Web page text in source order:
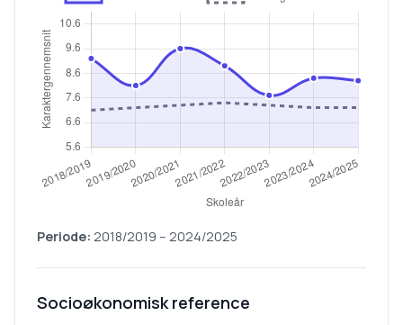
Periode: 2018/2019 – 2024/2025
Socioøkonomisk reference